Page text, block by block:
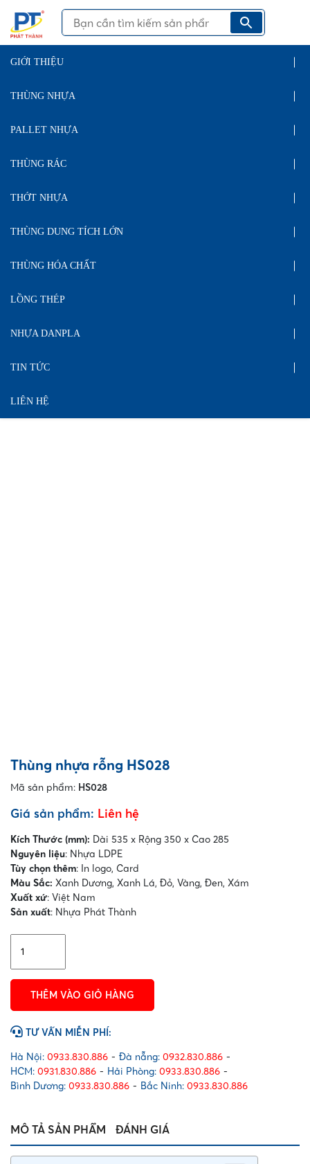
GIỚI THIỆU
THÙNG NHỰA
PALLET NHỰA
THÙNG RÁC
THỚT NHỰA
THÙNG DUNG TÍCH LỚN
THÙNG HÓA CHẤT
LỒNG THÉP
NHỰA DANPLA
TIN TỨC
LIÊN HỆ
Thùng nhựa rỗng HS028
Mã sản phẩm: HS028
Giá sản phẩm: Liên hệ
Kích Thước (mm): Dài 535 x Rộng 350 x Cao 285
Nguyên liệu: Nhựa LDPE
Tùy chọn thêm: In logo, Card
Màu Sắc: Xanh Dương, Xanh Lá, Đỏ, Vàng, Đen, Xám
Xuất xứ: Việt Nam
Sản xuất: Nhựa Phát Thành
nhựa
rỗng
HS028
lượng
THÊM VÀO GIỎ HÀNG
TƯ VẤN MIỄN PHÍ:
Hà Nội: 0933.830.886 - Đà nẵng: 0932.830.886 -
HCM: 0931.830.886 - Hải Phòng: 0933.830.886 -
Bình Dương: 0933.830.886 - Bắc Ninh: 0933.830.886
MÔ TẢ SẢN PHẨM ĐÁNH GIÁ